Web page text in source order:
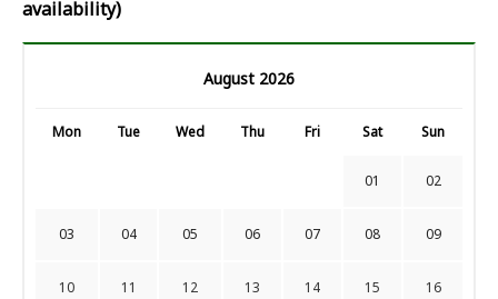
availability)
August 2026
Mon Tue Wed Thu Fri Sat Sun
01 02
03 04 05 06 07 08 09
10 11 12 13 14 15 16